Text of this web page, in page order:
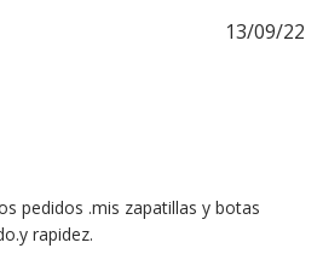
pedidos .mis zapatillas y botas
rapidez.
13/09/22